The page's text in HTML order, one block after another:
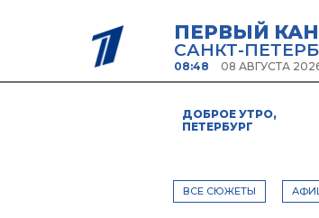
ПЕРВЫЙ
САНКТ-
08:48 08 АВГУСТА
ДОБРОЕ УТРО,
ПЕТЕРБУРГ
ВСЕ СЮЖЕТЫ